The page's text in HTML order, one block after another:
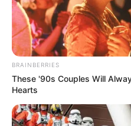
TEMAS
SARAMPIÓN
PARQUE DE
ELECCIONES
FENÓMENO DEL NIÑO
BRAINBERRIES
These '90s Couples Will
Hearts